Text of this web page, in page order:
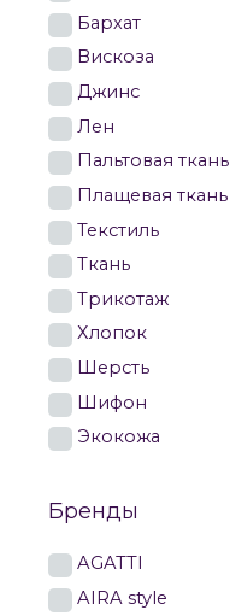
Бархат
Вискоза
Джинс
Лен
Пальтовая ткань
Плащевая ткань
Текстиль
Ткань
Трикотаж
Хлопок
Шерсть
Шифон
Экокожа
Бренды
AGATTI
AIRA style